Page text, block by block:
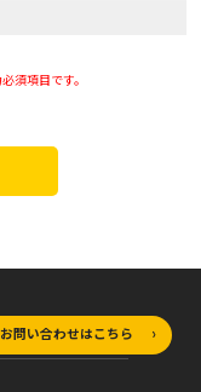
須項目です。
お問い合わせはこちら